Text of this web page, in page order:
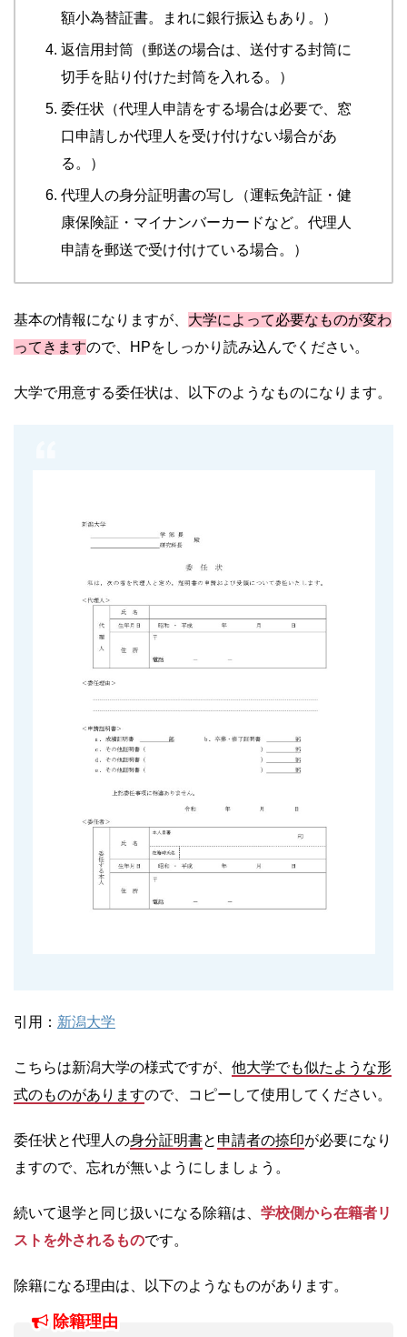
額小為替証書。まれに銀行振込もあり。）
返信用封筒（郵送の場合は、送付する封筒に
切手を貼り付けた封筒を入れる。）
委任状（代理人申請をする場合は必要で、窓
口申請しか代理人を受け付けない場合があ
る。）
代理人の身分証明書の写し（運転免許証・健
康保険証・マイナンバーカードなど。代理人
申請を郵送で受け付けている場合。）
基本の情報になりますが、 大学によって必要なものが変わ
ってきますので、HPをしっかり読み込んでください。
大学で用意する委任状は、以下のようなものになります。
引用： 新潟大学
こちらは新潟大学の様式ですが、 他大学でも似たような形
式のものがありますので、コピーして使用してください。
委任状と代理人の身分証明書と 申請者の捺印が必要になり
ますので、忘れが無いようにしましょう。
続いて退学と同じ扱いになる除籍は、 学校側から在籍者リ
ストを外されるものです。
除籍になる理由は、以下のようなものがあります。
除籍理由